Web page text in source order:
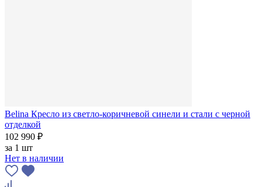
Belina Кресло из светло-коричневой синели и стали с черной
отделкой
102 990 ₽
за 1 шт
Нет в наличии